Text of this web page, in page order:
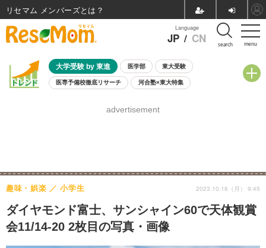
menu
Language
JP / CN search
大学受験 by 東進 医学部 東大受験
医専予備校徹底リサーチ 河合塾×東大特集
8月開催学校説明会・相談会
advertisement
ダイヤモンド富士、サンシャイン60で天体観賞
会11/14-20 2枚目の写真・画像
趣味・娯楽 小学生 2023.10.16（月） 9:45
リセマム メンバーズ